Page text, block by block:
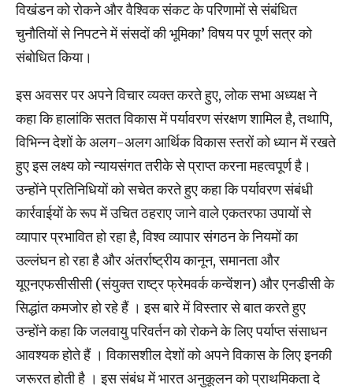
विखंडन को रोकने और वैश्विक संकट के परिणामों से संबंधित
चुनौतियों से निपटने में संसदों की भूमिका’ विषय पर पूर्ण सत्र को
संबोधित किया।
इस अवसर पर अपने विचार व्यक्त करते हुए, लोक सभा अध्यक्ष ने
कहा कि हालांकि सतत विकास में पर्यावरण संरक्षण शामिल है, तथापि,
विभिन्न देशों के अलग-अलग आर्थिक विकास स्तरों को ध्यान में रखते
हुए इस लक्ष्य को न्यायसंगत तरीके से प्राप्त करना महत्वपूर्ण है।
उन्होंने प्रतिनिधियों को सचेत करते हुए कहा कि पर्यावरण संबंधी
कार्रवाईयों के रूप में उचित ठहराए जाने वाले एकतरफा उपायों से
व्यापार प्रभावित हो रहा है, विश्व व्यापार संगठन के नियमों का
उल्लंघन हो रहा है और अंतर्राष्ट्रीय कानून, समानता और
यूएनएफसीसीसी (संयुक्त राष्ट्र फ्रेमवर्क कन्वेंशन) और एनडीसी के
सिद्धांत कमजोर हो रहे हैं । इस बारे में विस्तार से बात करते हुए
उन्होंने कहा कि जलवायु परिवर्तन को रोकने के लिए पर्याप्त संसाधन
आवश्यक होते हैं । विकासशील देशों को अपने विकास के लिए इनकी
जरूरत होती है । इस संबंध में भारत अनुकूलन को प्राथमिकता दे